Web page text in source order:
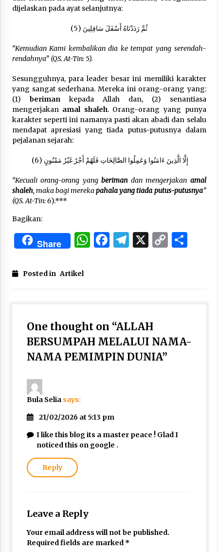
dijelaskan pada ayat selanjutnya:
(5) ثُمَّ رَدَدْنَاهُ أَسْفَلَ سَافِلِينَ
“Kemudian Kami kembalikan dia ke tempat yang serendah-
rendahnya” (QS. At-Tin: 5).
Sesungguhnya, para leader besar ini memiliki karakter
yang sangat sederhana. Mereka ini orang-orang yang:
(1) berimankepada Allah dan, (2) senantiasa
mengerjakan amal shaleh. Orang-orang yang punya
karakter seperti ini namanya pasti akan abadi dan selalu
mendapat apresiasi yang tiada putus-putusnya dalam
pejalanan sejarah:
(6) إِلَّا الَّذِينَ ءَامَنُوا وَعَمِلُوا الصَّالِحَاتِ فَلَهُمْ أَجْرٌ غَيْرُ مَمْنُونٍ
“Kecuali orang-orang yang berimandan mengerjakan amal
shaleh, maka bagi merekapahala yang tiada putus-putusnya”
(QS. At-Tin: 6).***
Bagikan:
Share WhatsApp
Facebook
Telegram
X Copy
Posted in Artikel
One thought on “ALLAH
BERSUMPAH MELALUI NAMA-
NAMA PEMIMPIN DUNIA”
Bula Selia says:
21/02/2026 at 5:13 pm
I like this blog its a master peace ! Glad I
noticed this on google .
Reply
Leave a Reply
Your email address will not be published.
Required fields are marked *